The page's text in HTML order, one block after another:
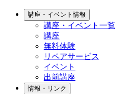
講座・イベント情報
講座・イベント一覧
講座
無料体験
リペアサービス
イベント
出前講座
情報・リンク